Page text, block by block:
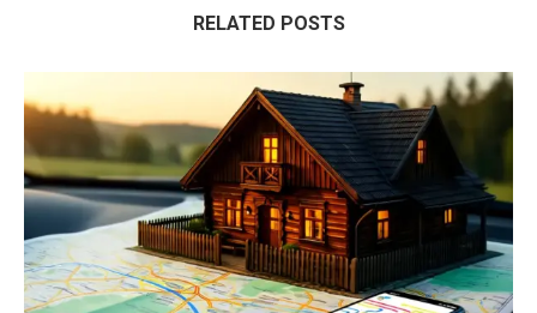
RELATED POSTS